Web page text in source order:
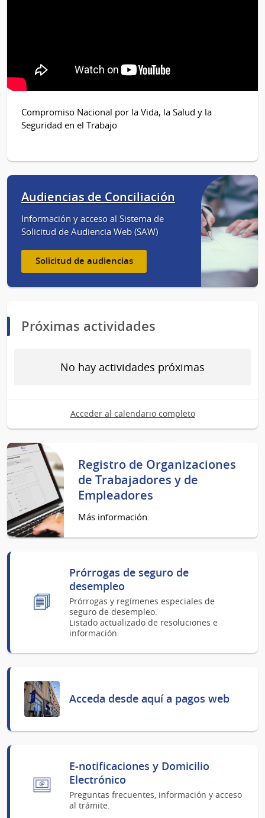
Compromiso Nacional por la Vida, la Salud y la
Seguridad en el Trabajo
Audiencias de Conciliación
Información y acceso al Sistema de
Solicitud de Audiencia Web (SAW)
Solicitud de audiencias
Próximas actividades
No hay actividades próximas
Acceder al calendario completo
Registro de Organizaciones
de Trabajadores y de
Empleadores
Más información.
Prórrogas de seguro de
desempleo
Prórrogas y regímenes especiales de
seguro de desempleo.
Listado actualizado de resoluciones e
información.
Acceda desde aquí a pagos web
E-notificaciones y Domicilio
Electrónico
Preguntas frecuentes, información y acceso
al trámite.